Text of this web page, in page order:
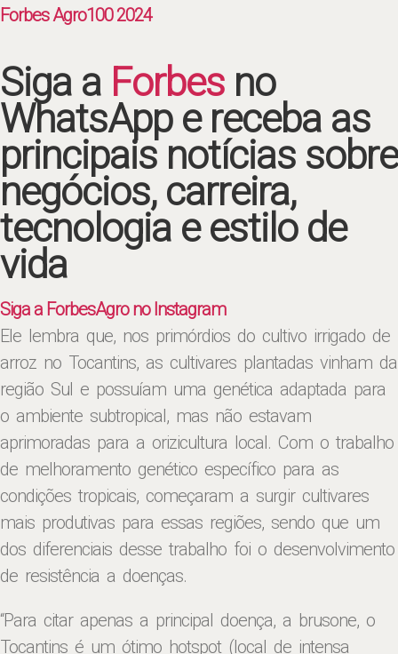
Forbes Agro100 2024
Siga a Forbes no
WhatsApp e receba as
principais notícias sobre
negócios, carreira,
tecnologia e estilo de
vida
Siga a ForbesAgro no Instagram
Ele lembra que, nos primórdios do cultivo irrigado de
arroz no Tocantins, as cultivares plantadas vinham da
região Sul e possuíam uma genética adaptada para
o ambiente subtropical, mas não estavam
aprimoradas para a orizicultura local. Com o trabalho
de melhoramento genético específico para as
condições tropicais, começaram a surgir cultivares
mais produtivas para essas regiões, sendo que um
dos diferenciais desse trabalho foi o desenvolvimento
de resistência a doenças.
“Para citar apenas a principal doença, a brusone, o
Tocantins é um ótimo hotspot (local de intensa